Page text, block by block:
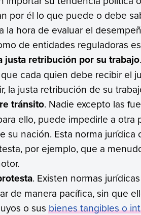
por él lo que puede o debe
la hora de evaluar el
de entidades reguladoras
justa retribución por su trabajo
cada quien debe recibir el
la justa retribución de su
tránsito. Nadie excepto las
ello, puede impedirle a otra
su nación. Esta norma
por ejemplo, que a
. Existen normas
de manera pacífica, sin que
o susbienes tangibles o